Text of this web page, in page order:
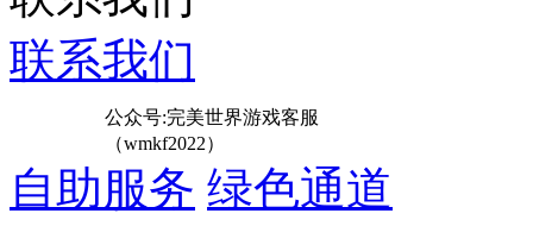
联系我们
公众号:完美世界游戏客服
（wmkf2022）
自助服务 绿色通道